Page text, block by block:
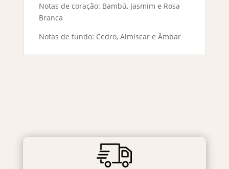
Notas de coração: Bambú, Jasmim e Rosa
Branca
Notas de fundo: Cedro, Almíscar e Âmbar